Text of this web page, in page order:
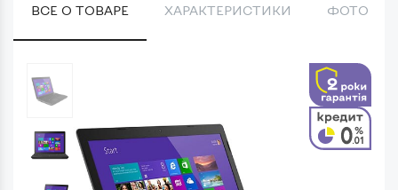
ВСЕ О ТОВАРЕ ХАРАКТЕРИСТИКИ ФОТО